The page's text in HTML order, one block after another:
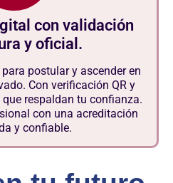
con validación
y oficial.
postular y ascender en
Con verificación QR y
respaldan tu confianza.
con una acreditación
y confiable.